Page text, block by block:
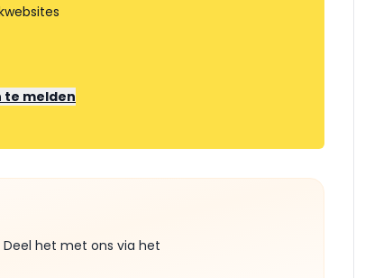
te melden
het met ons via het